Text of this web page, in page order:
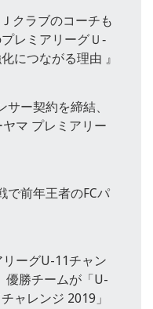
クラブのコーチも
レミアリーグＵ‐
につながる理由 』
ー契約を締結、
マ プレミアリー
で前年王者のFCパ
リーグU-11チャン
優勝チームが「U-
ャレンジ 2019」